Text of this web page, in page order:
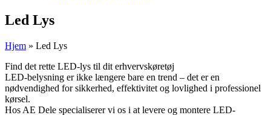
Led Lys
Hjem » Led Lys
Find det rette LED-lys til dit erhvervskøretøj
LED-belysning er ikke længere bare en trend – det er en
nødvendighed for sikkerhed, effektivitet og lovlighed i professionel
kørsel.
Hos AE Dele specialiserer vi os i at levere og montere LED-